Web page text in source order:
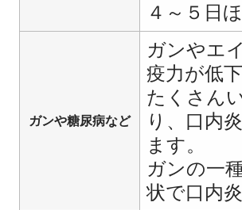
４～５日
ガンや糖尿病など
ガンやエ
疫力が低
たくさん
り、口内
ます。
ガンの一
状で口内